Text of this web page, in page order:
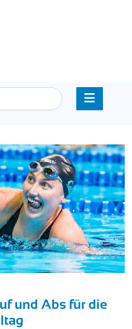
und Abs für die